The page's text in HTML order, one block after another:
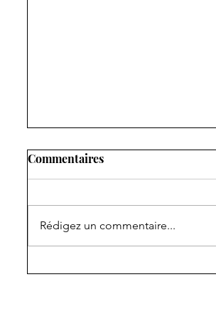
Commentaires
Rédigez un commentaire...